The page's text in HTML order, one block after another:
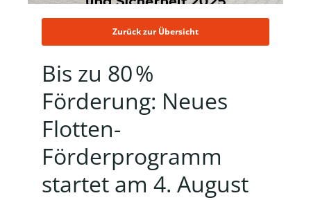
Zurück zur Übersicht
Bis zu 80 %
Förderung: Neues
Flotten-
Förderprogramm
startet am 4. August